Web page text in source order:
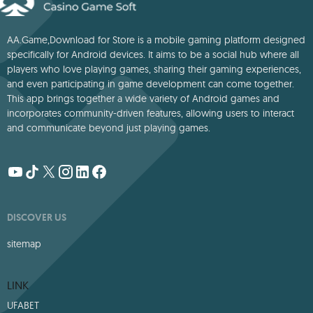
AA.Game,Download for Store is a mobile gaming platform designed
specifically for Android devices. It aims to be a social hub where all
players who love playing games, sharing their gaming experiences,
and even participating in game development can come together.
This app brings together a wide variety of Android games and
incorporates community-driven features, allowing users to interact
and communicate beyond just playing games.
DISCOVER US
sitemap
LINK
UFABET